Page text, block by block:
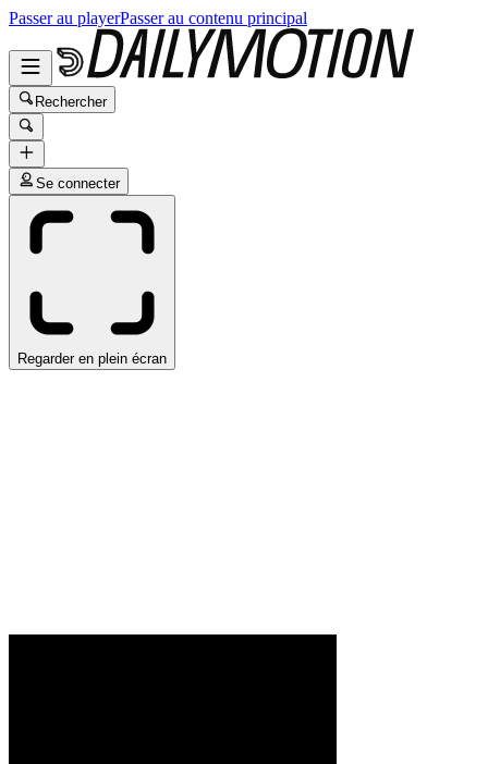
Passer au playerPasser au contenu principal
Rechercher
Se connecter
Regarder en plein écran